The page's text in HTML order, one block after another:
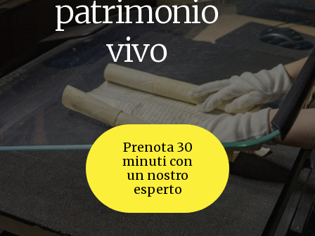
patrimonio
vivo
Prenota 30
minuti con
un nostro
esperto